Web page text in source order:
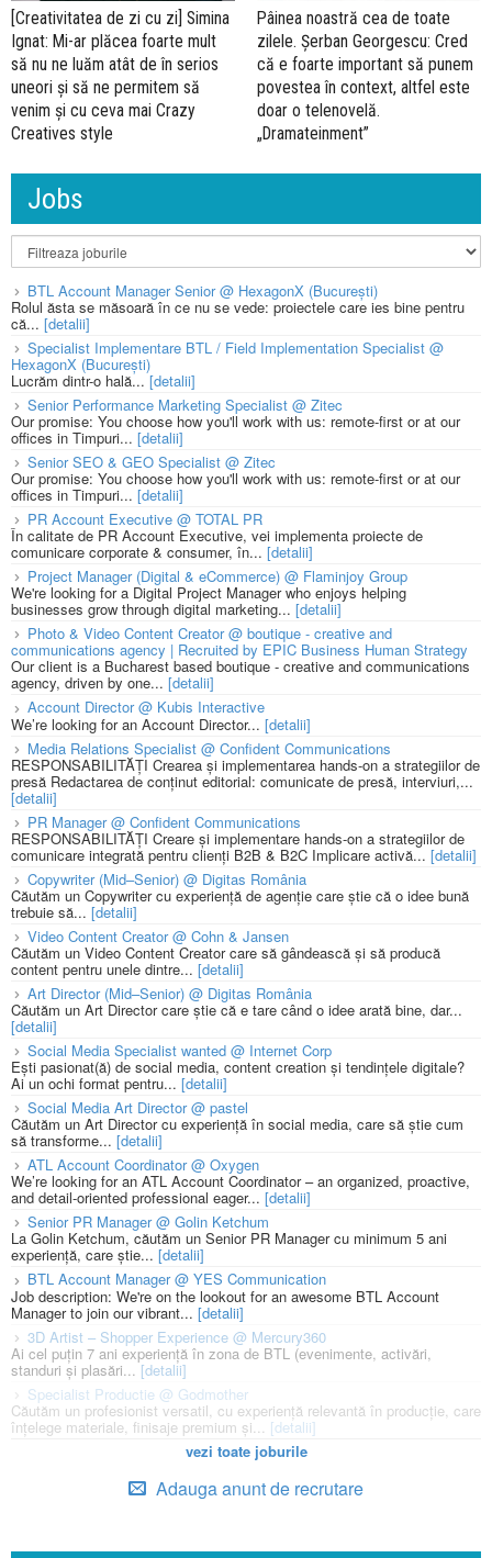
[Creativitatea de zi cu zi] Simina
Ignat: Mi-ar plăcea foarte mult
să nu ne luăm atât de în serios
uneori și să ne permitem să
venim și cu ceva mai Crazy
Creatives style
Pâinea noastră cea de toate
zilele. Șerban Georgescu: Cred
că e foarte important să punem
povestea în context, altfel este
doar o telenovelă.
„Dramateinment”
Jobs
BTL Account Manager Senior @ HexagonX (București)
Rolul ăsta se măsoară în ce nu se vede: proiectele care ies bine pentru
că... [detalii]
Specialist Implementare BTL / Field Implementation Specialist @
HexagonX (București)
Lucrăm dintr-o hală...[detalii]
Senior Performance Marketing Specialist @ Zitec
Our promise: You choose how you'll work with us: remote-first or at our
offices in Timpuri... [detalii]
Senior SEO & GEO Specialist @ Zitec
Our promise: You choose how you'll work with us: remote-first or at our
offices in Timpuri... [detalii]
PR Account Executive @ TOTAL PR
În calitate de PR Account Executive, vei implementa proiecte de
comunicare corporate & consumer, în... [detalii]
Project Manager (Digital & eCommerce) @ Flaminjoy Group
We're looking for a Digital Project Manager who enjoys helping
businesses grow through digital marketing... [detalii]
Photo & Video Content Creator @ boutique - creative and
communications agency | Recruited by EPIC Business Human Strategy
Our client is a Bucharest based boutique - creative and communications
agency, driven by one... [detalii]
Account Director @ Kubis Interactive
We’re looking for an Account Director... [detalii]
Media Relations Specialist @ Confident Communications
RESPONSABILITĂȚI Crearea și implementarea hands-on a strategiilor de
presă Redactarea de conținut editorial: comunicate de presă, interviuri,...
[detalii]
PR Manager @ Confident Communications
RESPONSABILITĂȚI Creare și implementare hands-on a strategiilor de
comunicare integrată pentru clienți B2B & B2C Implicare activă... [detalii]
Copywriter (Mid–Senior) @ Digitas România
Căutăm un Copywriter cu experiență de agenție care știe că o idee bună
trebuie să... [detalii]
Video Content Creator @ Cohn & Jansen
Căutăm un Video Content Creator care să gândească și să producă
content pentru unele dintre... [detalii]
Art Director (Mid–Senior) @ Digitas România
Căutăm un Art Director care știe că e tare când o idee arată bine, dar...
[detalii]
Social Media Specialist wanted @ Internet Corp
Ești pasionat(ă) de social media, content creation și tendințele digitale?
Ai un ochi format pentru... [detalii]
Social Media Art Director @ pastel
Căutăm un Art Director cu experiență în social media, care să știe cum
să transforme... [detalii]
ATL Account Coordinator @ Oxygen
We’re looking for an ATL Account Coordinator – an organized, proactive,
and detail-oriented professional eager... [detalii]
Senior PR Manager @ Golin Ketchum
La Golin Ketchum, căutăm un Senior PR Manager cu minimum 5 ani
experiență, care știe... [detalii]
BTL Account Manager @ YES Communication
Job description: We're on the lookout for an awesome BTL Account
Manager to join our vibrant... [detalii]
3D Artist – Shopper Experience @ Mercury360
Ai cel puțin 7 ani experiență în zona de BTL (evenimente, activări,
standuri și plasări...[detalii]
Specialist Productie @ Godmother
Căutăm un profesionist versatil, cu experiență relevantă în producție, care
înțelege materiale, finisaje premium și... [detalii]
vezi toate joburile
Adauga anunt de recrutare